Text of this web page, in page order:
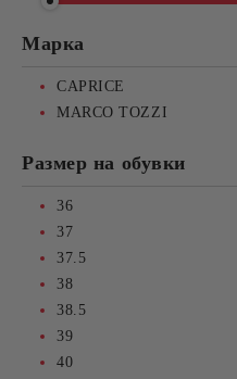
Марка
CAPRICE
MARCO TOZZI
Размер на обувки
36
37
37.5
38
38.5
39
40